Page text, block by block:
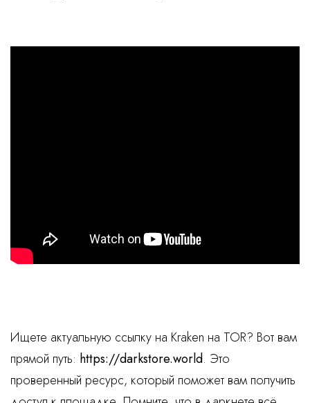
Ищете актуальную ссылку на Kraken на TOR? Вот вам
прямой путь: https://darkstore.world. Это
проверенный ресурс, который поможет вам получить